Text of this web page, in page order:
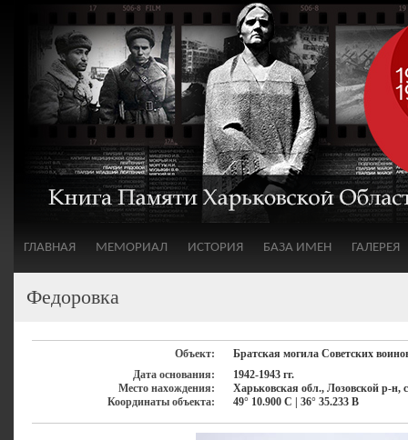
ГЛАВНАЯ МЕМОРИАЛ ИСТОРИЯ БАЗА ИМЕН ГАЛЕРЕЯ
Федоровка
Объект:
Братская могила Советских
Дата основания:
1942-1943 гг.
Место нахождения:
Харьковская обл., Лозовской р-н,
Координаты объекта:
49° 10.900 С | 36° 35.233 В